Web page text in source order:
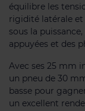
équilibre les
rigidité latérale
sous la
appuyées et des
Avec ses 25 mm
un pneu de 30
basse pour
un excellent